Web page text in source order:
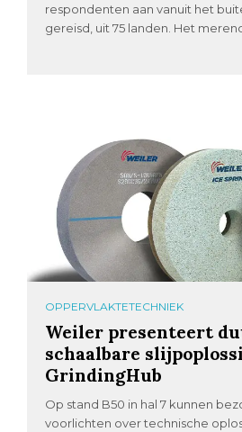
respondenten aan vanuit het
gereisd, uit 75 landen. Het
OPPERVLAKTETECHNIEK
Weiler presenteert
schaalbare
GrindingHub
Op stand B50 in hal 7 kunnen
voorlichten over technische